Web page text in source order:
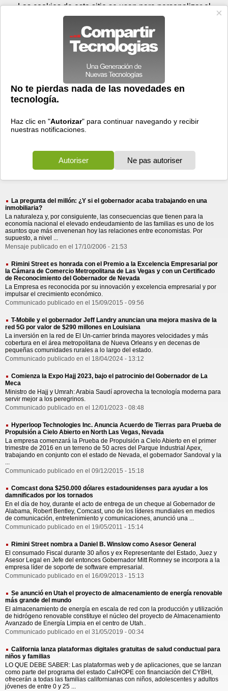
Prensa Videos
> gobernador
gobernador
57 resultados Ordenar por fecha-Ordenar por pertinencia
La pregunta del millón: ¿Y si el gobernador acaba trabajando en una
inmobiliaria?
La naturaleza y, por consiguiente, las consecuencias que tienen para la
economía nacional el elevado endeudamiento de las familias es uno de los
asuntos que más envenenan hoy las relaciones entre economistas. Por
supuesto, a nivel ...
Mensaje publicado en el 17/10/2006 - 21:53
Rimini Street es honrada con el Premio a la Excelencia Empresarial por
la Cámara de Comercio Metropolitana de Las Vegas y con un Certificado
de Reconocimiento del Gobernador de Nevada
La Empresa es reconocida por su innovación y excelencia empresarial y por
impulsar el crecimiento económico.
Communicado publicado en el 15/09/2015 - 09:56
T-Mobile y el gobernador Jeff Landry anuncian una mejora masiva de la
red 5G por valor de $290 millones en Louisiana
La inversión en la red de El Un-carrier brinda mayores velocidades y más
cobertura en el área metropolitana de Nueva Orleans y en decenas de
pequeñas comunidades rurales a lo largo del estado.
Communicado publicado en el 18/04/2024 - 13:12
Comienza la Expo Hajj 2023, bajo el patrocinio del Gobernador de La
Meca
Ministro de Hajj y Umrah: Arabia Saudí aprovecha la tecnología moderna para
servir mejor a los peregrinos.
Communicado publicado en el 12/01/2023 - 08:48
Hyperloop Technologies Inc. Anuncia Acuerdo de Tierras para Prueba de
Propulsión a Cielo Abierto en North Las Vegas, Nevada
La empresa comenzará la Prueba de Propulsión a Cielo Abierto en el primer
trimestre de 2016 en un terreno de 50 acres del Parque Industrial Apex,
trabajando en conjunto con el estado de Nevada, el gobernador Sandoval y la
...
Communicado publicado en el 09/12/2015 - 15:18
Comcast dona $250.000 dólares estadounidenses para ayudar a los
damnificados por los tornados
En el día de hoy, durante el acto de entrega de un cheque al Gobernador de
Alabama, Robert Bentley, Comcast, uno de los líderes mundiales en medios
de comunicación, entretenimiento y comunicaciones, anunció una ...
Communicado publicado en el 19/05/2011 - 15:14
Rimini Street nombra a Daniel B. Winslow como Asesor General
El consumado Fiscal durante 30 años y ex Representante del Estado, Juez y
Asesor Legal en Jefe del entonces Gobernador Mitt Romney se incorpora a la
empresa líder de soporte de software empresarial.
Communicado publicado en el 16/09/2013 - 15:13
Se anunció en Utah el proyecto de almacenamiento de energía renovable
más grande del mundo
El almacenamiento de energía en escala de red con la producción y utilización
de hidrógeno renovable constituye el núcleo del proyecto de Almacenamiento
Avanzado de Energía Limpia en el centro de Utah..
Communicado publicado en el 31/05/2019 - 00:34
California lanza plataformas digitales gratuitas de salud conductual para
niños y familias
LO QUE DEBE SABER: Las plataformas web y de aplicaciones, que se lanzan
como parte del programa del estado CalHOPE con financiación del CYBHI,
ofrecerán a todas las familias californianas con niños, adolescentes y adultos
jóvenes de entre 0 y 25 ...
Domingo 09 de agosto - 14:35 Registrar Conectar
Las cookies de este sitio se usan para personalizar el
contenido y los anuncios, para ofrecer funciones de medios
sociales y para analizar el tráfico. Además, compartimos
información sobre el uso que haga del sitio web con nuestros
partners de medios sociales, de publicidad y de análisis
web.
OK